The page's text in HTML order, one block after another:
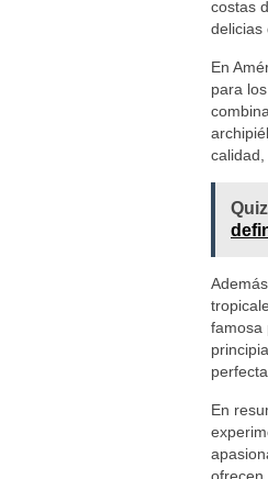
costas
delicias
En
para
famosa
En